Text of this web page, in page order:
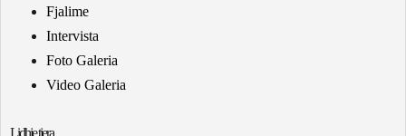
Fjalime
Intervista
Foto Galeria
Video Galeria